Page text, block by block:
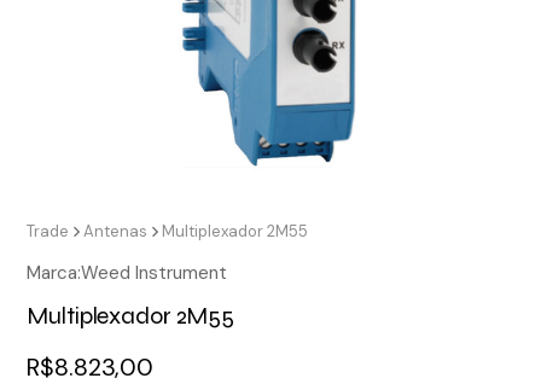
Trade Antenas Multiplexador 2M55
Marca:Weed Instrument
Multiplexador 2M55
R$8.823,00